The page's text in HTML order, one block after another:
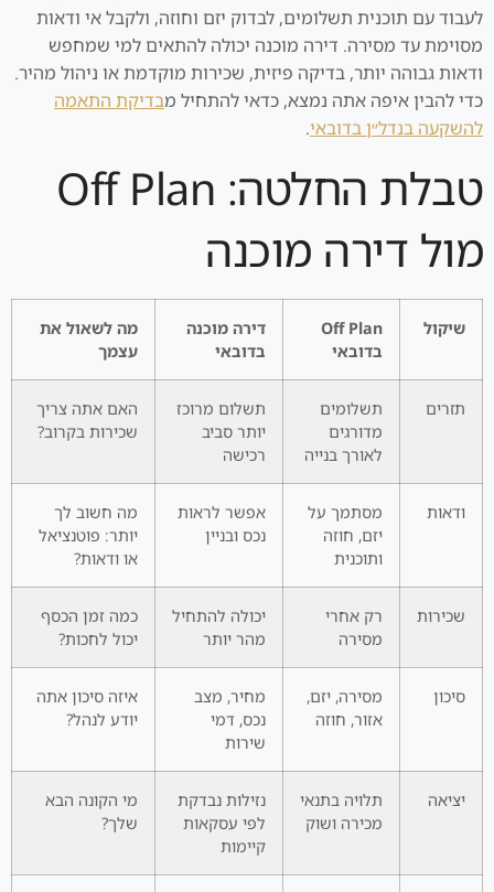
לעבוד עם תוכנית תשלומים, לבדוק יזם וחוזה, ולקבל אי ודאות
מסוימת עד מסירה. דירה מוכנה יכולה להתאים למי שמחפש
ודאות גבוהה יותר, בדיקה פיזית, שכירות מוקדמת או ניהול מהיר.
כדי להבין איפה אתה נמצא, כדאי להתחיל מבדיקת התאמה
להשקעה בנדל״ן בדובאי.
טבלת החלטה: Off Plan
מול דירה מוכנה
שיקול
Off Plan
בדובאי
דירה מוכנה
בדובאי
מה לשאול את
עצמך
תזרים
תשלומים
מדורגים
לאורך בנייה
תשלום מרוכז
יותר סביב
רכישה
האם אתה צריך
שכירות בקרוב?
ודאות
מסתמך על
יזם, חוזה
ותוכנית
אפשר לראות
נכס ובניין
מה חשוב לך
יותר: פוטנציאל
או ודאות?
שכירות
רק אחרי
מסירה
יכולה להתחיל
מהר יותר
כמה זמן הכסף
יכול לחכות?
סיכון
מסירה, יזם,
אזור, חוזה
מחיר, מצב
נכס, דמי
שירות
איזה סיכון אתה
יודע לנהל?
יציאה
תלויה בתנאי
מכירה ושוק
נזילות נבדקת
לפי עסקאות
קיימות
מי הקונה הבא
שלך?